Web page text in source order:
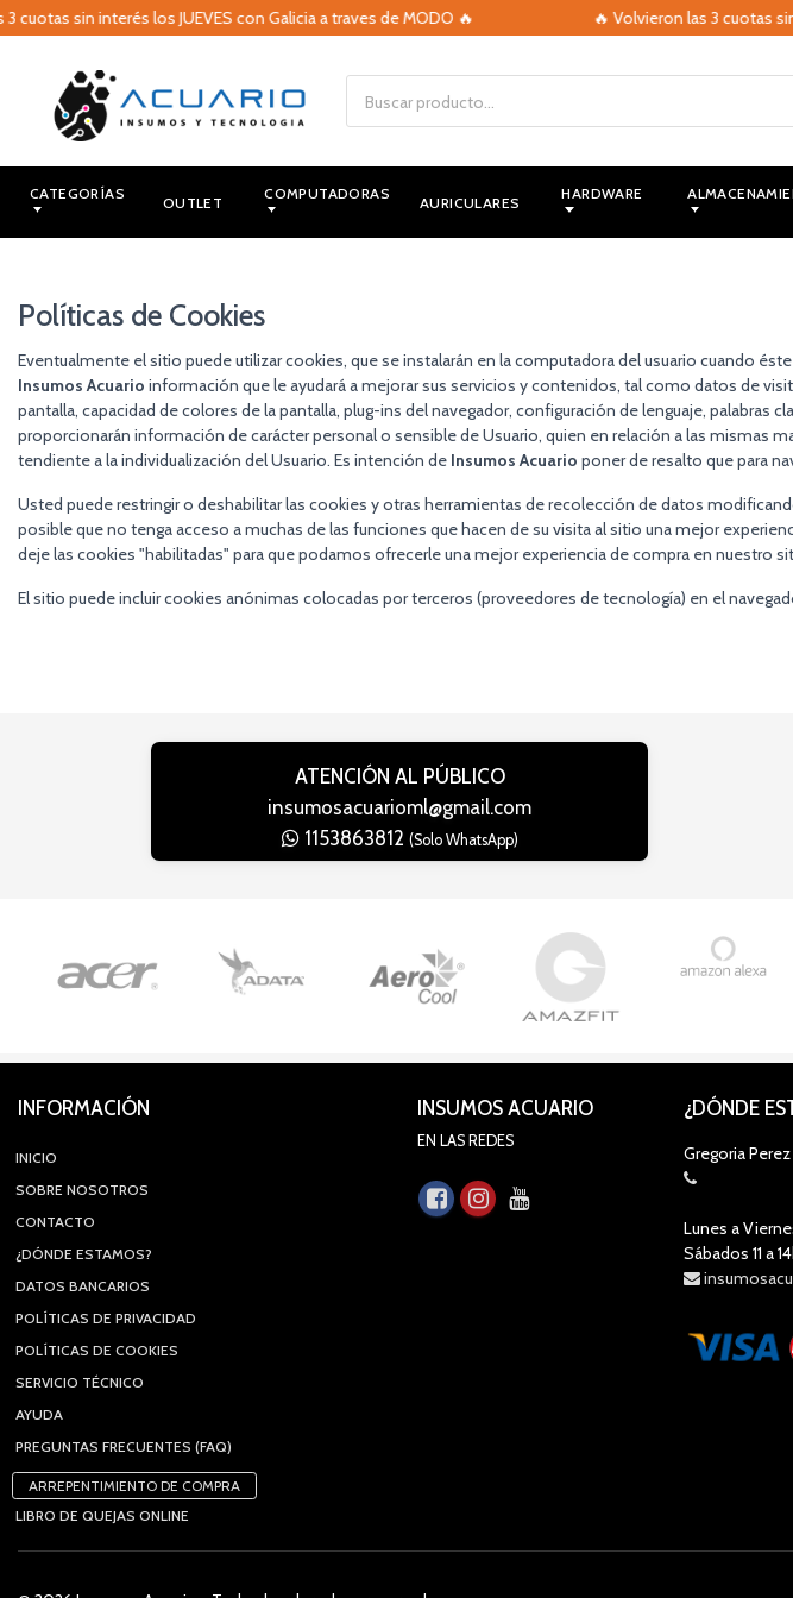
sin interés los JUEVES con Galicia a traves de MODO 🔥 🔥 Volvieron las 3 cuotas sin
CATEGORÍAS OUTLET COMPUTADORAS AURICULARES HARDWARE
Políticas de Cookies
Eventualmente el sitio puede utilizar cookies, que se instalarán en la computadora del usuario cuando
Insumos Acuario información que le ayudará a mejorar sus servicios y contenidos, tal como datos de
pantalla, capacidad de colores de la pantalla, plug-ins del navegador, configuración de lenguaje, palabras
proporcionarán información de carácter personal o sensible de Usuario, quien en relación a las mismas
tendiente a la individualización del Usuario. Es intención de Insumos Acuario poner de resalto que para
Usted puede restringir o deshabilitar las cookies y otras herramientas de recolección de datos
posible que no tenga acceso a muchas de las funciones que hacen de su visita al sitio una mejor
deje las cookies "habilitadas" para que podamos ofrecerle una mejor experiencia de compra en nuestro
El sitio puede incluir cookies anónimas colocadas por terceros (proveedores de tecnología) en el
ATENCIÓN AL PÚBLICO
insumosacuarioml@gmail.com
1153863812 (Solo WhatsApp)
INFORMACIÓN
INICIO
SOBRE NOSOTROS
CONTACTO
¿DÓNDE ESTAMOS?
DATOS BANCARIOS
POLÍTICAS DE PRIVACIDAD
POLÍTICAS DE COOKIES
SERVICIO TÉCNICO
AYUDA
PREGUNTAS FRECUENTES (FAQ)
ARREPENTIMIENTO DE COMPRA
LIBRO DE QUEJAS ONLINE
INSUMOS ACUARIO
EN LAS REDES
¿DÓNDE
Gregoria
Lunes a
Sábados 11 a